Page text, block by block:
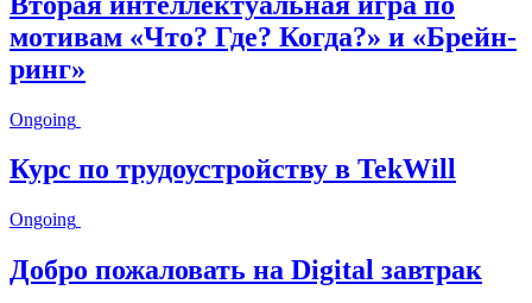
мотивам «Что? Где? Когда?» и «Брейн-
ринг»
Ongoing
Курс по трудоустройству в TekWill
Ongoing
Добро пожаловать на Digital завтрак